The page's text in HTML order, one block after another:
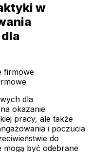
w
dla
okazanie
pracy, ale także
i poczucia
do
być odebrane